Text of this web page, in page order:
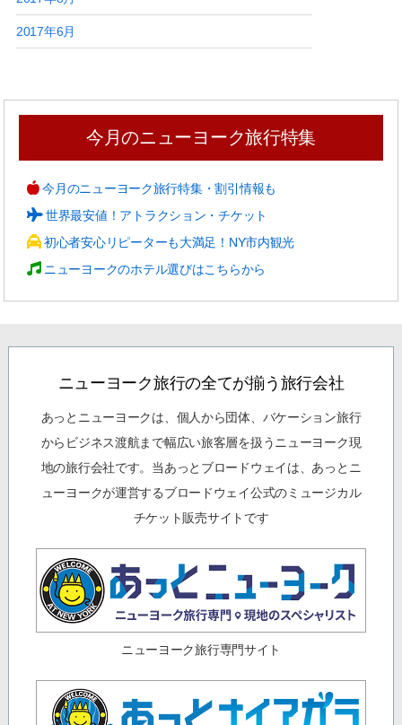
2017年6月
今月のニューヨーク旅行特集
今月のニューヨーク旅行特集・割引情報も
世界最安値！アトラクション・チケット
初心者安心リピーターも大満足！NY市内観光
ニューヨークのホテル選びはこちらから
ニューヨーク旅行の全てが揃う旅行会社
あっとニューヨークは、個人から団体、バケーション旅行
からビジネス渡航まで幅広い旅客層を扱うニューヨーク現
地の旅行会社です。当あっとブロードウェイは、あっとニ
ューヨークが運営するブロードウェイ公式のミュージカル
チケット販売サイトです
ニューヨーク旅行専門サイト